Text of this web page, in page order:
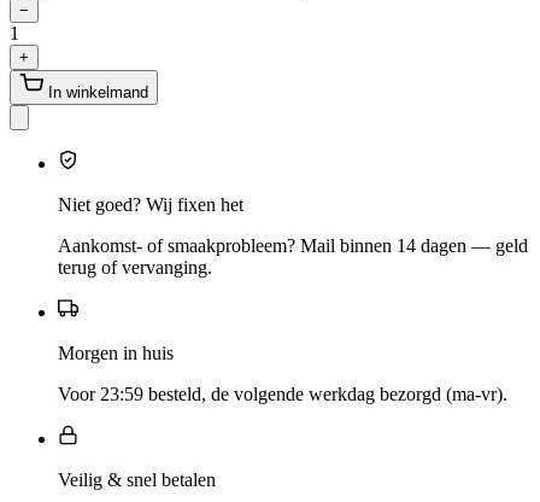
−
1
+
In winkelmand
Niet goed? Wij fixen het
Aankomst- of smaakprobleem? Mail binnen 14 dagen — geld
terug of vervanging.
Morgen in huis
Voor 23:59 besteld, de volgende werkdag bezorgd (ma-vr).
Veilig & snel betalen